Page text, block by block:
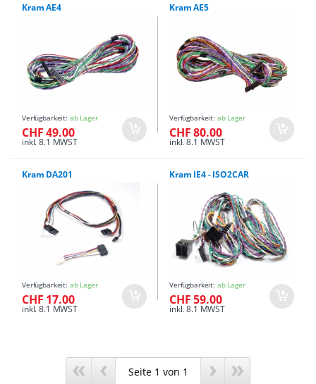
Kram AE4
Verfügbarkeit: ab Lager
CHF 49.00
inkl. 8.1 MWST
Kram AE5
Verfügbarkeit: ab Lager
CHF 80.00
inkl. 8.1 MWST
Kram DA201
Verfügbarkeit: ab Lager
CHF 17.00
inkl. 8.1 MWST
Kram IE4 - ISO2CAR
Verfügbarkeit: ab Lager
CHF 59.00
inkl. 8.1 MWST
« ‹ › »